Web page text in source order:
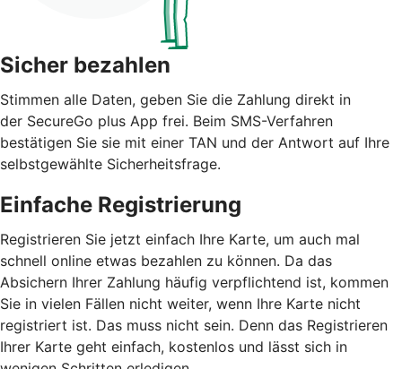
Sicher bezahlen
Stimmen alle Daten, geben Sie die Zahlung direkt in
der SecureGo plus App frei. Beim SMS-Verfahren
bestätigen Sie sie mit einer TAN und der Antwort auf Ihre
selbstgewählte Sicherheitsfrage.
Einfache Registrierung
Registrieren Sie jetzt einfach Ihre Karte, um auch mal
schnell online etwas bezahlen zu können. Da das
Absichern Ihrer Zahlung häufig verpflichtend ist, kommen
Sie in vielen Fällen nicht weiter, wenn Ihre Karte nicht
registriert ist. Das muss nicht sein. Denn das Registrieren
Ihrer Karte geht einfach, kostenlos und lässt sich in